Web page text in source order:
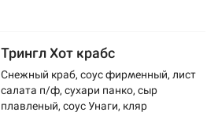
Трингл Хот крабс
Снежный краб, соус фирменный, лист
салата п/ф, сухари панко, сыр
плавленый, соус Унаги, кляр